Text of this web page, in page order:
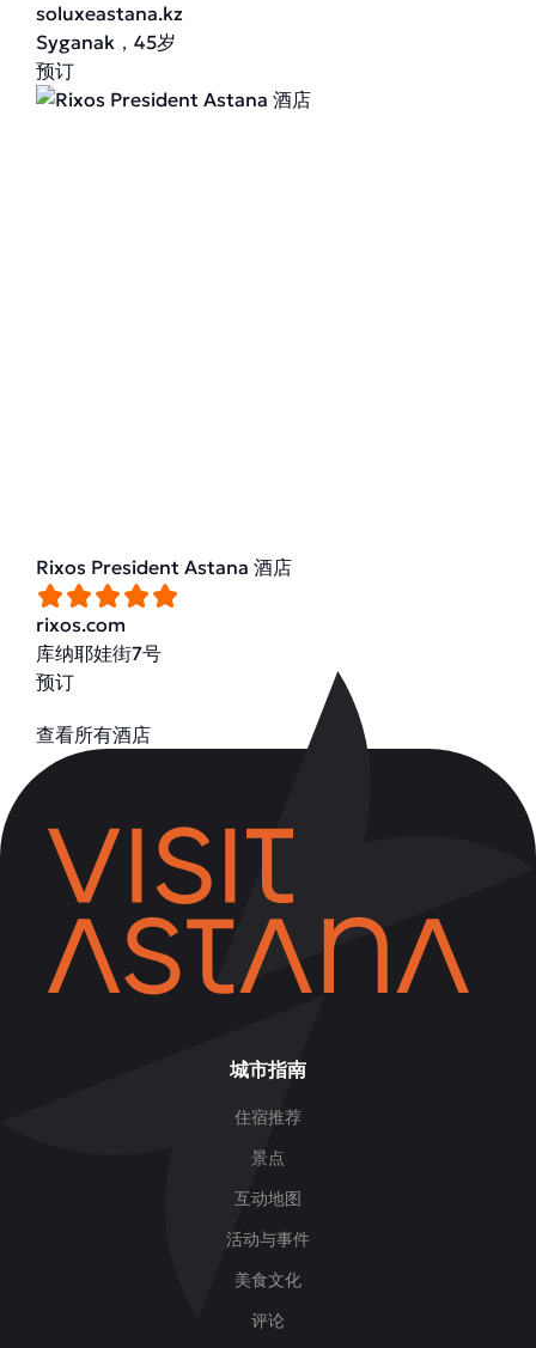
soluxeastana.kz
Syganak，45岁
预订
Rixos President Astana 酒店
rixos.com
库纳耶娃街7号
预订
查看所有酒店
城市指南
住宿推荐
景点
互动地图
活动与事件
美食文化
评论